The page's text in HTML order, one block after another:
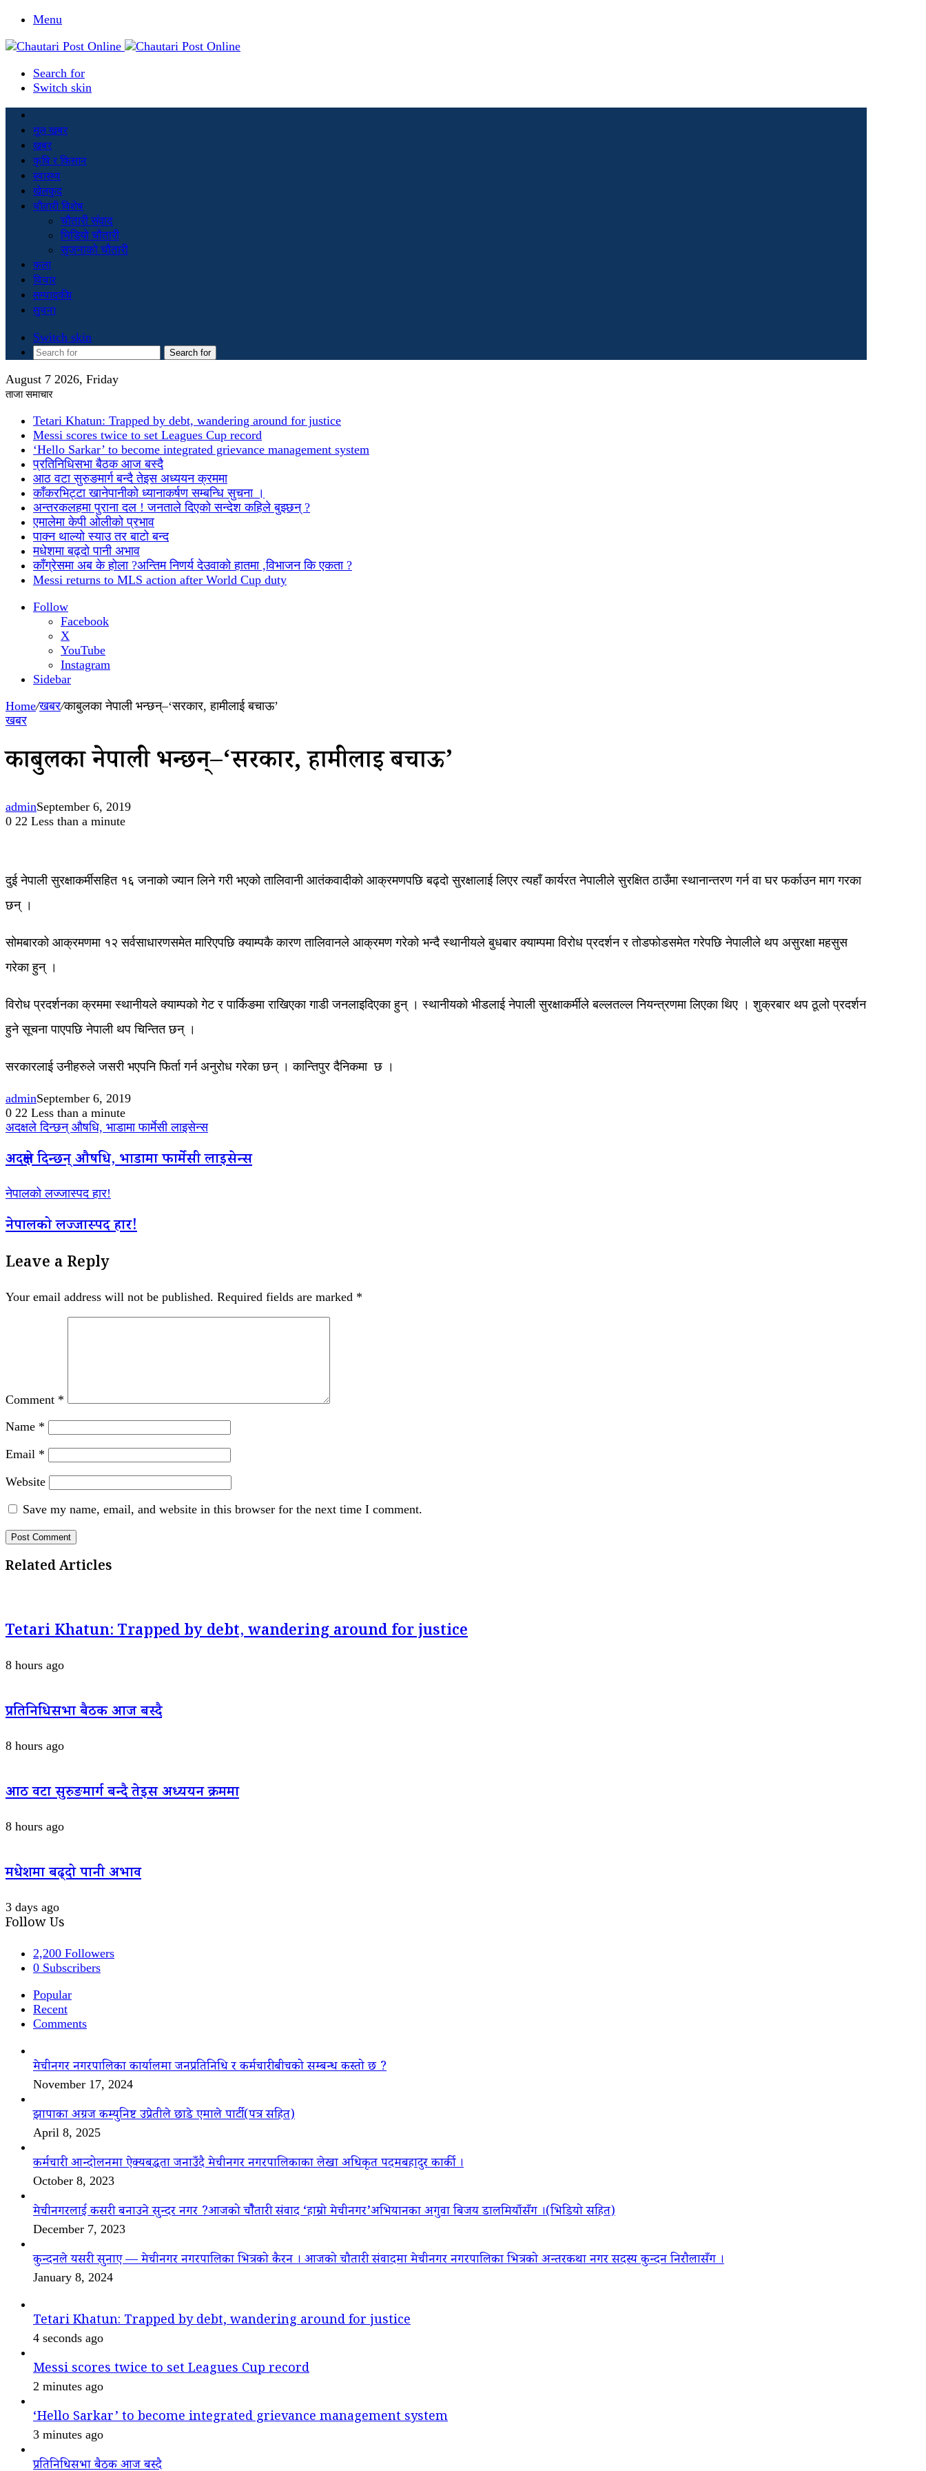
Menu
Search for
Switch skin
मूल खबर
खबर
कृषि र किसान
स्वास्थ्य
खेलकुद
चौतारी विशेष
चौतारी संवाद
भिडियो चौतारी
सृजनाको चौतारी
कला
विचार
सम्पादकीय
सुचना
Switch skin
Search for
August 7 2026, Friday
ताजा समाचार
Tetari Khatun: Trapped by debt, wandering around for justice
Messi scores twice to set Leagues Cup record
‘Hello Sarkar’ to become integrated grievance management system
प्रतिनिधिसभा बैठक आज बस्दै
आठ वटा सुरुङमार्ग बन्दै तेइस अध्ययन क्रममा
काँकरभिट्टा खानेपानीको ध्यानाकर्षण सम्बन्धि सुचना ।
अन्तरकलहमा पुराना दल ! जनताले दिएको सन्देश कहिले बुझ्छन् ?
एमालेमा केपी ओलीको प्रभाव
पाक्न थाल्यो स्याउ तर बाटो बन्द
मधेशमा बढ्दो पानी अभाव
काँग्रेसमा अब के होला ?अन्तिम निणर्य देउवाको हातमा ,विभाजन कि एकता ?
Messi returns to MLS action after World Cup duty
Follow
Facebook
X
YouTube
Instagram
Sidebar
Home/खबर/काबुलका नेपाली भन्छन्–‘सरकार, हामीलाई बचाऊ’
खबर
काबुलका नेपाली भन्छन्–‘सरकार, हामीलाई बचाऊ’
adminSeptember 6, 2019
0 22 Less than a minute
दुई नेपाली सुरक्षाकर्मीसहित १६ जनाको ज्यान लिने गरी भएको तालिवानी आतंकवादीको आक्रमणपछि बढ्दो सुरक्षालाई लिएर त्यहाँ कार्यरत नेपालीले सुरक्षित ठाउँमा स्थानान्तरण गर्न वा घर फर्काउन माग गरका
छन् ।
सोमबारको आक्रमणमा १२ सर्वसाधारणसमेत मारिएपछि क्याम्पकै कारण तालिवानले आक्रमण गरेको भन्दै स्थानीयले बुधबार क्याम्पमा विरोध प्रदर्शन र तोडफोडसमेत गरेपछि नेपालीले थप असुरक्षा महसुस
गरेका हुन् ।
विरोध प्रदर्शनका क्रममा स्थानीयले क्याम्पको गेट र पार्किङमा राखिएका गाडी जनलाइदिएका हुन् । स्थानीयको भीडलाई नेपाली सुरक्षाकर्मीले बल्लतल्ल नियन्त्रणमा लिएका थिए । शुक्रबार थप ठूलो प्रदर्शन
हुने सूचना पाएपछि नेपाली थप चिन्तित छन् ।
सरकारलाई उनीहरुले जसरी भएपनि फिर्ता गर्न अनुरोध गरेका छन् । कान्तिपुर दैनिकमा छ ।
adminSeptember 6, 2019
0 22 Less than a minute
अदक्षले दिन्छन् औषधि, भाडामा फार्मेसी लाइसेन्स
अदक्षले दिन्छन् औषधि, भाडामा फार्मेसी लाइसेन्स
नेपालको लज्जास्पद हार!
नेपालको लज्जास्पद हार!
Leave a Reply
Your email address will not be published. Required fields are marked *
Comment *
Name *
Email *
Website
Save my name, email, and website in this browser for the next time I comment.
Related Articles
Tetari Khatun: Trapped by debt, wandering around for justice
8 hours ago
प्रतिनिधिसभा बैठक आज बस्दै
8 hours ago
आठ वटा सुरुङमार्ग बन्दै तेइस अध्ययन क्रममा
8 hours ago
मधेशमा बढ्दो पानी अभाव
3 days ago
Follow Us
2,200 Followers
0 Subscribers
Popular
Recent
Comments
मेचीनगर नगरपालिका कार्यालमा जनप्रतिनिधि र कर्मचारीबीचको सम्बन्ध कस्तो छ ?
November 17, 2024
झापाका अग्रज कम्युनिष्ट उप्रेतीले छाडे एमाले पार्टी(पत्र सहित)
April 8, 2025
कर्मचारी आन्दोलनमा ऐक्यबद्धता जनाउँदै मेचीनगर नगरपालिकाका लेखा अधिकृत पदमबहादुर कार्की ।
October 8, 2023
मेचीनगरलाई कसरी बनाउने सुन्दर नगर ?आजको चौैतारी संवाद ‘हाम्रो मेचीनगर’अभियानका अगुवा बिजय डालमियाँसँग ।(भिडियो सहित)
December 7, 2023
कुन्दनले यसरी सुनाए — मेचीनगर नगरपालिका भित्रको कैरन । आजको चौतारी संवादमा मेचीनगर नगरपालिका भित्रको अन्तरकथा नगर सदस्य कुन्दन निरौलासँग ।
January 8, 2024
Tetari Khatun: Trapped by debt, wandering around for justice
4 seconds ago
Messi scores twice to set Leagues Cup record
2 minutes ago
‘Hello Sarkar’ to become integrated grievance management system
3 minutes ago
प्रतिनिधिसभा बैठक आज बस्दै